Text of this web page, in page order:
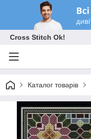
Cross Stitch Ok!
Каталог товарів